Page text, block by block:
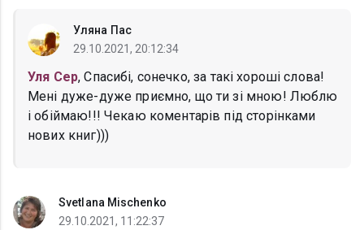
Уляна Пас
29.10.2021, 20:12:34
Уля Сер, Спасибі, сонечко, за такі хороші слова!
Мені дуже-дуже приємно, що ти зі мною! Люблю
і обіймаю!!! Чекаю коментарів під сторінками
нових книг)))
Svetlana Mischenko
29.10.2021, 11:22:37